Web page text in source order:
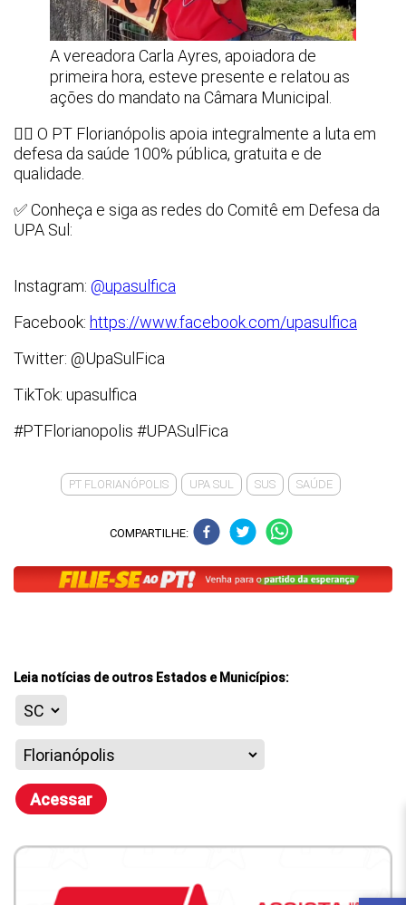
A vereadora Carla Ayres, apoiadora de
primeira hora, esteve presente e relatou as
ações do mandato na Câmara Municipal.
✊🏾 O PT Florianópolis apoia integralmente a luta em
defesa da saúde 100% pública, gratuita e de
qualidade.
✅ Conheça e siga as redes do Comitê em Defesa da
UPA Sul:
Instagram: @upasulfica
Facebook: https://www.facebook.com/upasulfica
Twitter: @UpaSulFica
TikTok: upasulfica
#PTFlorianopolis #UPASulFica
PT FLORIANÓPOLIS UPA SUL SUS SAÚDE
COMPARTILHE:
Leia notícias de outros Estados e Municípios:
Acessar